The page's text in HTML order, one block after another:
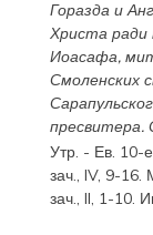
Гораздаи
Христа ради
Иоасафа,
Смоленских
пресвитера.
Утр. - Ев. 10-
зач., IV, 9-16.
зач., II, 1-10.